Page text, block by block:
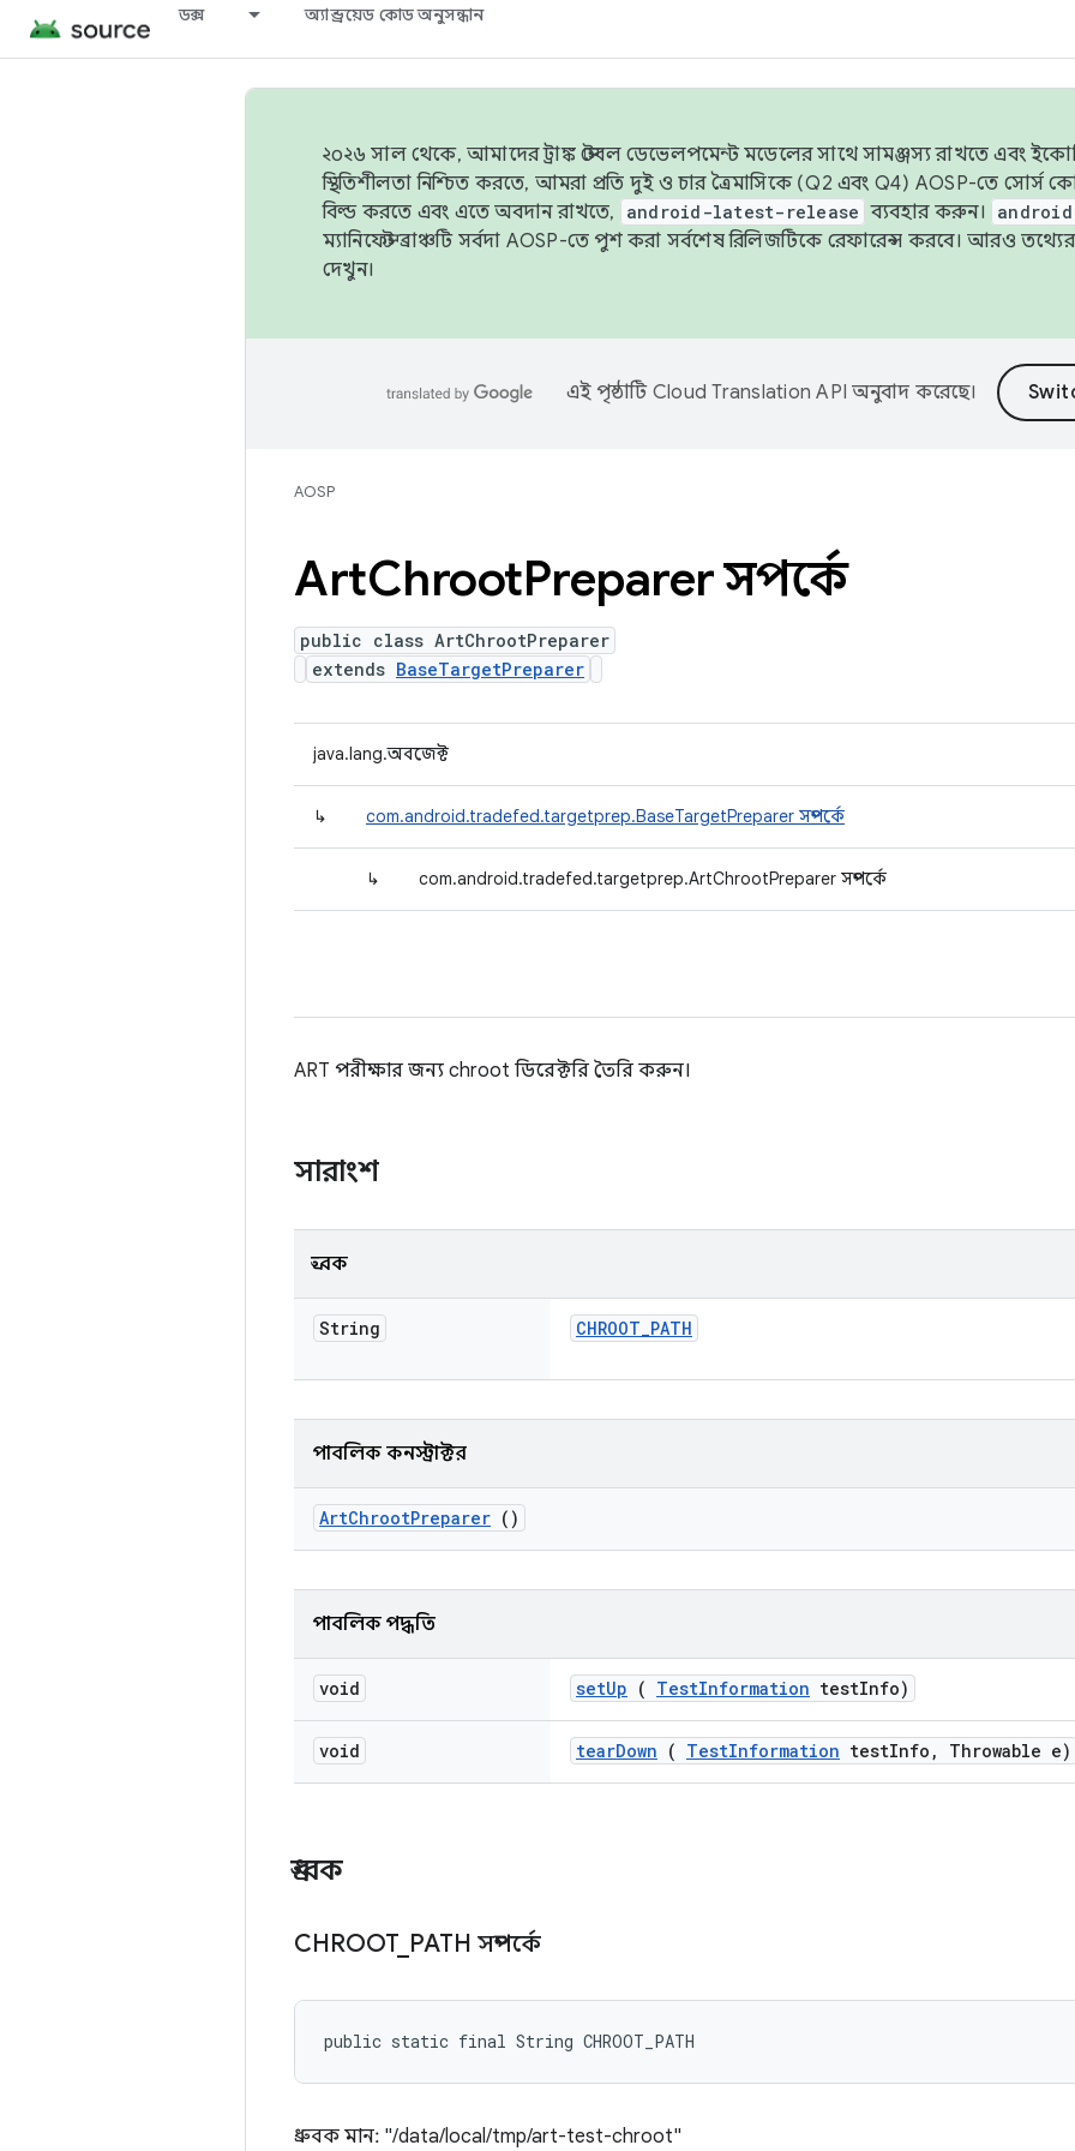
ডক্স অ্যান্ড্রয়েড কোড অনুসন্ধান
২০২৬ সাল থেকে, আমাদের ট্রাঙ্ক স্টেবল ডেভেলপমেন্ট মডেলের সাথে সামঞ্জস্য রাখতে এবং
স্থিতিশীলতা নিশ্চিত করতে, আমরা প্রতি দুই ও চার ত্রৈমাসিকে (Q2 এবং Q4) AOSP-তে সোর্স
বিল্ড করতে এবং এতে অবদান রাখতে,
android-latest-release ব্যবহার করুন।
ম্যানিফেস্ট ব্রাঞ্চটি সর্বদা AOSP-তে পুশ করা সর্বশেষ রিলিজটিকে রেফারেন্স করবে। আরও
দেখুন।
এই পৃষ্ঠাটি Cloud Translation API অনুবাদ করেছে।
AOSP
ArtChrootPreparer সম্পর্কে
public class ArtChrootPreparer
extends BaseTargetPreparer
java.lang.অবজেক্ট
↳ com.android.tradefed.targetprep.BaseTargetPreparer সম্পর্কে
↳ com.android.tradefed.targetprep.ArtChrootPreparer সম্পর্কে
ART পরীক্ষার জন্য chroot ডিরেক্টরি তৈরি করুন।
সারাংশ
ধ্রুবক
String CHROOT_PATH
পাবলিক কনস্ট্রাক্টর
ArtChrootPreparer ()
পাবলিক পদ্ধতি
void setUp ( TestInformation testInfo)
void tearDown ( TestInformation testInfo , Throwable e)
ধ্রুবক
CHROOT_ PATH সম্পর্কে
public static final String CHROOT_PATH
ধ্রুবক মান: "/data/local/tmp/art-test-chroot"